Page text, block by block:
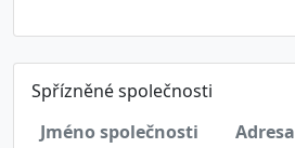
Spřízněné společnosti
Jméno společnosti
Adresa